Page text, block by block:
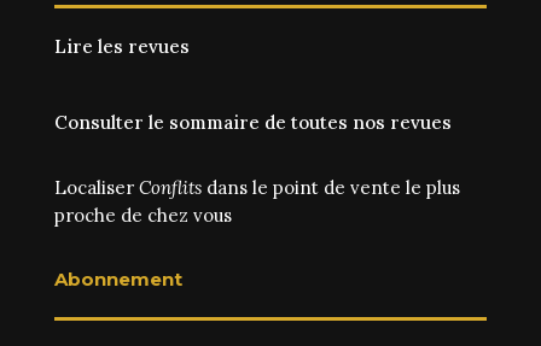
Lire les revues
Consulter le sommaire de toutes nos revues
Localiser Conflitsdans le point de vente le plus
proche de chez vous
Abonnement